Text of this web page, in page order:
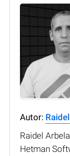
Autor:
Raidel
Hetman